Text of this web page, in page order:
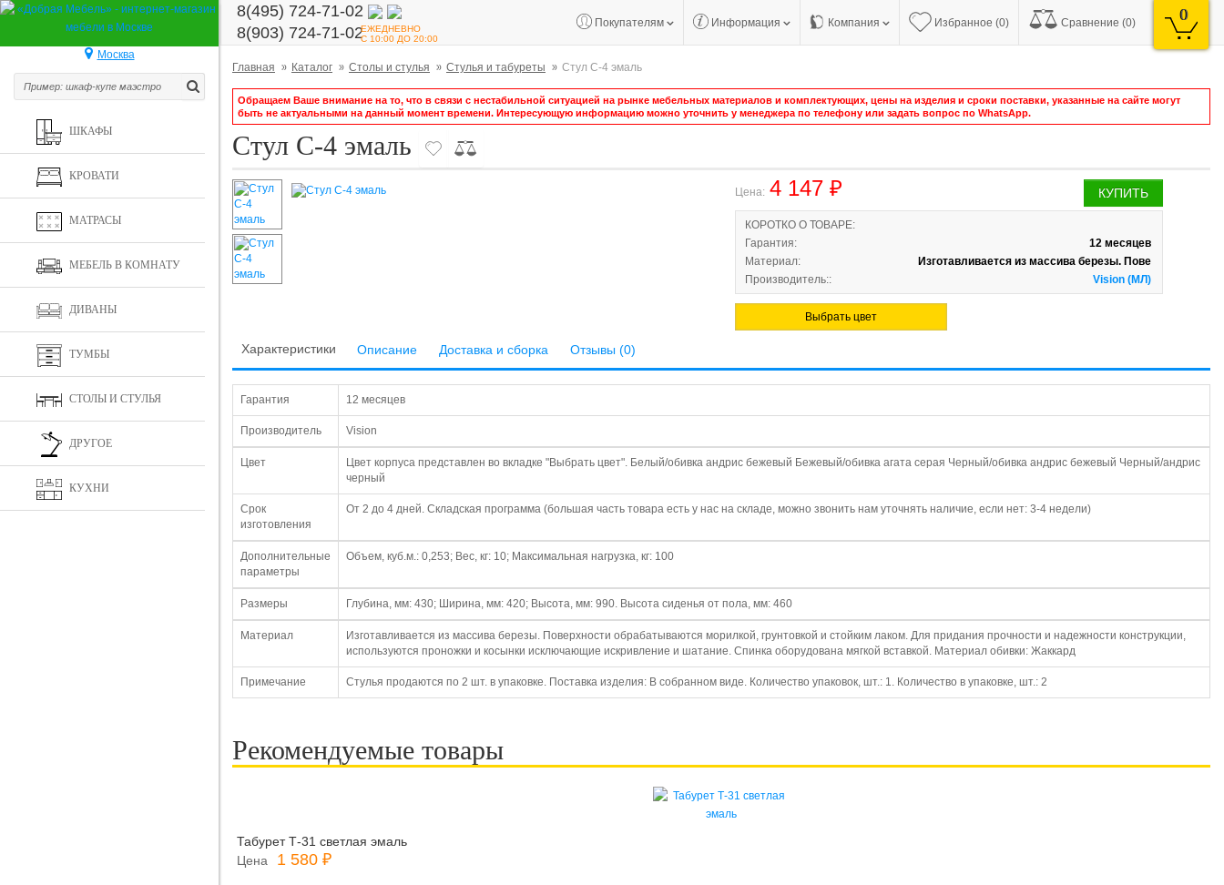
8(495) 724-71-02
8(903) 724-71-02ЕЖЕДНЕВНО
С 10:00 ДО 20:00
Покупателям Информация Компания Избранное (0) Сравнение (0) 0
Москва
ШКАФЫ
КРОВАТИ
МАТРАСЫ
МЕБЕЛЬ В КОМНАТУ
ДИВАНЫ
ТУМБЫ
СТОЛЫ И СТУЛЬЯ
ДРУГОЕ
КУХНИ
Главная Каталог Столы и стулья Стулья и табуреты Стул С-4 эмаль
Обращаем Ваше внимание на то, что в связи с нестабильной ситуацией на рынке мебельных материалов и комплектующих, цены на изделия и сроки поставки, указанные на сайте могут
быть не актуальными на данный момент времени. Интересующую информацию можно уточнить у менеджера по телефону или задать вопрос по WhatsApp.
Стул С-4 эмаль
КУПИТЬ
Цена: 4 147 ₽
КОРОТКО О ТОВАРЕ:
Гарантия:
12 месяцев
Материал:
Изготавливается из массива березы. Пове
Производитель::
Vision (МЛ)
Выбрать цвет
Характеристики Описание Доставка и сборка Отзывы (0)
Гарантия 12 месяцев
Производитель Vision
Цвет
Цвет корпуса представлен во вкладке "Выбрать цвет". Белый/обивка андрис бежевый Бежевый/обивка агата серая Черный/обивка андрис бежевый Черный/андрис
черный
Срок
изготовления
От 2 до 4 дней. Складская программа (большая часть товара есть у нас на складе, можно звонить нам уточнять наличие, если нет: 3-4 недели)
Дополнительные
параметры
Объем, куб.м.: 0,253; Вес, кг: 10; Максимальная нагрузка, кг: 100
Размеры Глубина, мм: 430; Ширина, мм: 420; Высота, мм: 990. Высота сиденья от пола, мм: 460
Материал
Изготавливается из массива березы. Поверхности обрабатываются морилкой, грунтовкой и стойким лаком. Для придания прочности и надежности конструкции,
используются проножки и косынки исключающие искривление и шатание. Спинка оборудована мягкой вставкой. Материал обивки: Жаккард
Примечание Стулья продаются по 2 шт. в упаковке. Поставка изделия: В собранном виде. Количество упаковок, шт.: 1. Количество в упаковке, шт.: 2
Рекомендуемые товары
Табурет Т-31 светлая эмаль
Цена
1 580 ₽